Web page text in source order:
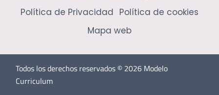
Política de Privacidad Política de cookies
Mapa web
Todos los derechos reservados © 2026 Modelo
Curriculum